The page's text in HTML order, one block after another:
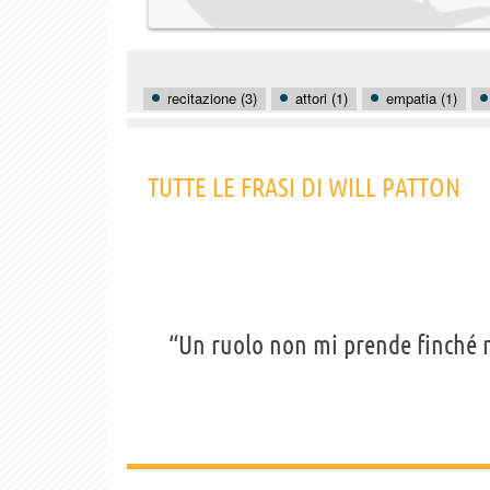
recitazione (3) attori (1) empatia (1)
TUTTE LE FRASI DI WILL PATTON
“Un ruolo non mi prende finché